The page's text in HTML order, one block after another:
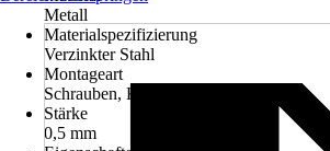
Metall
Materialspezifizierung
Verzinkter Stahl
Montageart
Schrauben, Kleben
Stärke
0,5 mm